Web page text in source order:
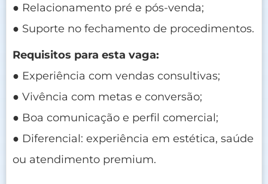
● Relacionamento pré e pós-venda;
● Suporte no fechamento de procedimentos.
Requisitos para esta vaga:
● Experiência com vendas consultivas;
● Vivência com metas e conversão;
● Boa comunicação e perfil comercial;
● Diferencial: experiência em estética, saúde
ou atendimento premium.